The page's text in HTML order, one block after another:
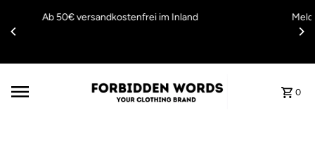
Direkt zum Inhalt
Melde dich für den Newsletter an, um den Easter Deal nicht zu
0